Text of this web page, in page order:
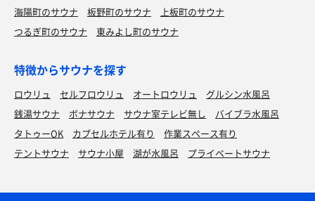
海陽町のサウナ
板野町のサウナ
上板町のサウナ
つるぎ町のサウナ
東みよし町のサウナ
特徴からサウナを探す
ロウリュ セルフロウリュ オートロウリュ
グルシン水風呂
銭湯サウナ
ボナサウナ サウナ室テレビ無し
バイブラ水風呂
タトゥーOK
カプセルホテル有り
作業スペース有り
テントサウナ
サウナ小屋 湖が水風呂 プライベートサウナ